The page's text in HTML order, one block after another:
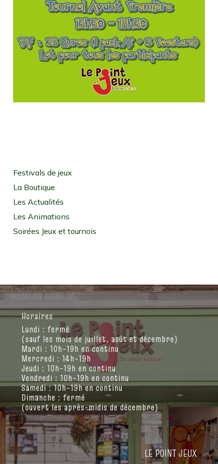
Festivals de jeux
La Boutique
Les Actualités
Les Animations
Soirées Jeux et tournois
Horaires
Lundi : fermé
(sauf les mois de juillet, août et décembre)
Mardi : 10h–19h en continu
Mercredi : 14h–19h
Jeudi : 10h–19h en continu
Vendredi : 10h–19h en continu
Samedi : 10h–19h en continu
Dimanche : fermé
(ouvert les après-midis de décembre)
LE POINT JEUX